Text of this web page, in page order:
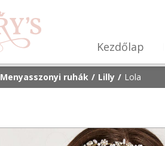
Kezdőlap
Menyasszonyi ruhák Lilly Lola